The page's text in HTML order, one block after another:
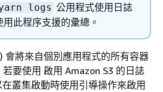
logs 公用程式使用日誌
此程序支援的彙總。
會將來自個別應用程式的所有容器
要使用 啟用 Amazon S3 的日誌
在叢集啟動時使用引導操作來啟用